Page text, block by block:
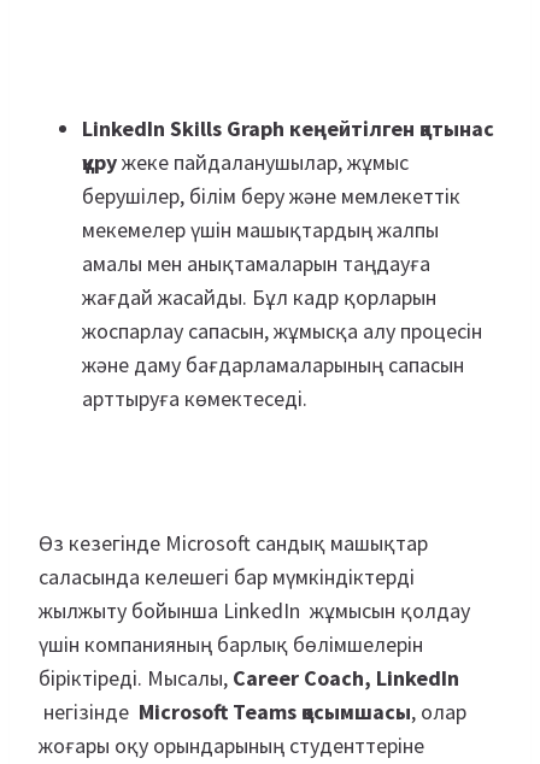
LinkedIn Skills Graph кеңейтілген қатынас
құружеке пайдаланушылар, жұмыс
берушілер, білім беру және мемлекеттік
мекемелер үшін машықтардың жалпы
амалы мен анықтамаларын таңдауға
жағдай жасайды. Бұл кадр қорларын
жоспарлау сапасын, жұмысқа алу процесін
және даму бағдарламаларының сапасын
арттыруға көмектеседі.
Өз кезегінде Microsoft сандық машықтар
саласында келешегі бар мүмкіндіктерді
жылжыту бойынша LinkedIn жұмысын қолдау
үшін компанияның барлық бөлімшелерін
біріктіреді. Мысалы, Career Coach, LinkedIn
негізінде Microsoft Teams қосымшасы, олар
жоғары оқу орындарының студенттеріне